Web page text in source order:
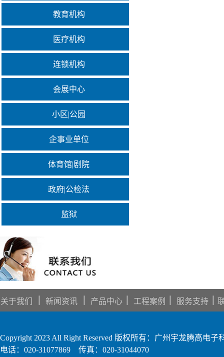
教育机构
医疗机构
连锁机构
会展中心
小区|公园
企事业单位
体育馆|剧院
政府|公检法
监狱
关于我们 新闻资讯 产品中心 工程案例 服务支持
Copyright 2023 All Right Reserved 版权所有：广州宇龙腾高电子
电话：020-31077869 传真：020-31044070